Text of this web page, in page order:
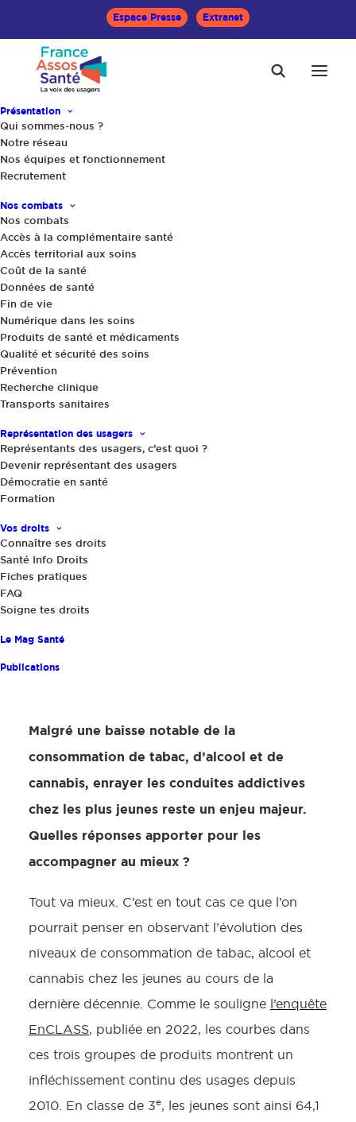
Espace Presse Extranet
Présentation
Qui sommes-nous ?
Notre réseau
Nos équipes et fonctionnement
Recrutement
Nos combats
Nos combats
Accès à la complémentaire santé
Accès territorial aux soins
Coût de la santé
Données de santé
Fin de vie
Numérique dans les soins
Produits de santé et médicaments
Qualité et sécurité des soins
Prévention
Recherche clinique
Transports sanitaires
Représentation des usagers
Représentants des usagers, c’est quoi ?
Devenir représentant des usagers
Démocratie en santé
Formation
Vos droits
Connaître ses droits
Santé Info Droits
Fiches pratiques
FAQ
Soigne tes droits
Le Mag Santé
Publications
Accueil
Jeunes et addictions : les liaisons dangereuses
Actualités,Le Mag Santé
Jeunes et addictions : les liaisons
dangereuses
Malgré une baisse notable de la
consommation de tabac, d’alcool et de
cannabis, enrayer les conduites addictives
chez les plus jeunes reste un enjeu majeur.
Quelles réponses apporter pour les
accompagner au mieux ?
Tout va mieux. C’est en tout cas ce que l’on
pourrait penser en observant l’évolution des
niveaux de consommation de tabac, alcool et
cannabis chez les jeunes au cours de la
dernière décennie. Comme le souligne l’enquête
EnCLASS, publiée en 2022, les courbes dans
ces trois groupes de produits montrent un
infléchissement continu des usages depuis
2010. En classe de 3e, les jeunes sont ainsi 64,1